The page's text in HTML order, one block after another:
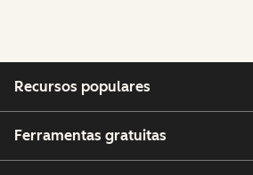
Recursos populares
Ferramentas gratuitas